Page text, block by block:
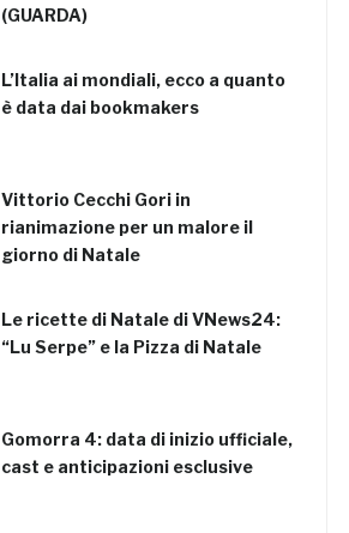
(GUARDA)
L’Italia ai mondiali, ecco a quanto
è data dai bookmakers
Vittorio Cecchi Gori in
rianimazione per un malore il
giorno di Natale
Le ricette di Natale di VNews24:
“Lu Serpe” e la Pizza di Natale
Gomorra 4: data di inizio ufficiale,
cast e anticipazioni esclusive